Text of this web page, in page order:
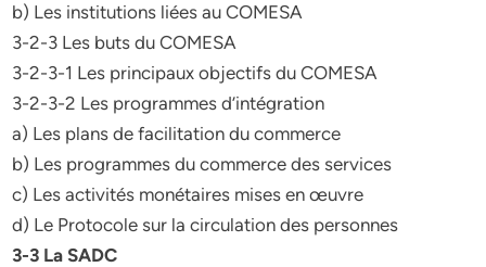
b) Les institutions liées au COMESA
3-2-3 Les buts du COMESA
3-2-3-1 Les principaux objectifs du COMESA
3-2-3-2 Les programmes d’intégration
a) Les plans de facilitation du commerce
b) Les programmes du commerce des services
c) Les activités monétaires mises en œuvre
d) Le Protocole sur la circulation des personnes
3-3 La SADC